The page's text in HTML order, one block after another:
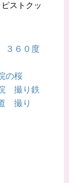
ストクッ
６０度
の桜
撮り鉄
撮り